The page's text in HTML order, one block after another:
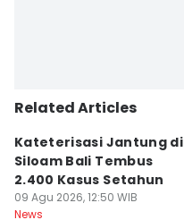
Related Articles
Kateterisasi Jantung di
Siloam Bali Tembus
2.400 Kasus Setahun
09 Agu 2026, 12:50 WIB
News